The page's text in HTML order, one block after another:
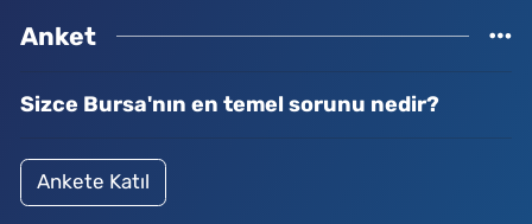
Anket
Sizce Bursa'nın en temel sorunu nedir?
Ankete Katıl